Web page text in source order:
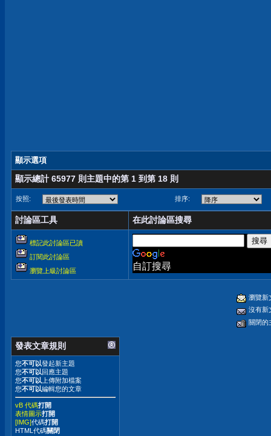
顯示選項
顯示總計 65977 則主題中的第 1 到第 18 則
按照: 排序:
討論區工具 在此討論區搜尋
標記此討論區已讀
訂閱此討論區
瀏覽上級討論區
自訂搜尋
瀏覽新
沒有新
關閉的
發表文章規則
您不可以發起新主題
您不可以回應主題
您不可以 上傳附加檔案
您不可以編輯您的文章
vB 代碼打開
表情圖示打開
[IMG]代碼打開
HTML代碼關閉